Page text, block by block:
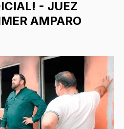
- JUEZ
AMPARO